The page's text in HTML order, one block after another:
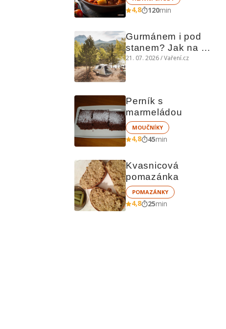
4,8 120min
Gurmánem i pod
stanem? Jak na
polní kuchyni a na
21. 07. 2026 / Vaření.cz
Perník s
marmeládou
MOUČNÍKY
4,8 45min
Kvasnicová
pomazánka
POMAZÁNKY
4,8 25min